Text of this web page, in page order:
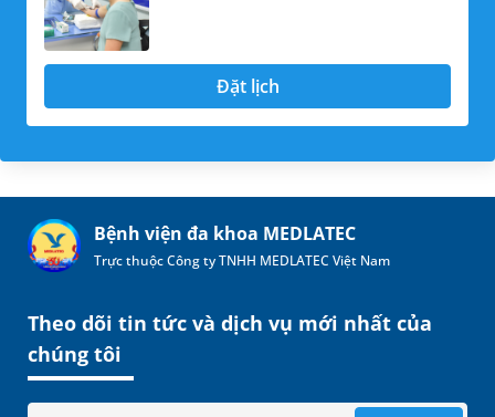
Đặt lịch
Bệnh viện đa khoa MEDLATEC
Trực thuộc Công ty TNHH MEDLATEC Việt Nam
Theo dõi tin tức và dịch vụ mới nhất của
chúng tôi